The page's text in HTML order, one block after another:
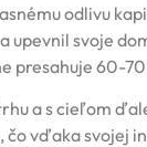
odlivu
upevnil svoje
presahuje 60-70
a s cieľom
vďaka svojej